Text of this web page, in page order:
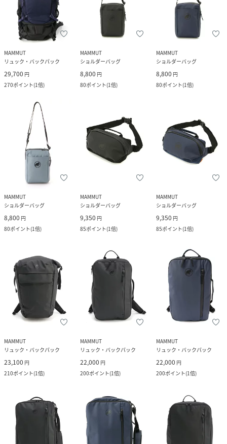
MAMMUT
リュック・バックパック
29,700 円
270ポイント(1倍)
MAMMUT
ショルダーバッグ
8,800 円
80ポイント(1倍)
MAMMUT
ショルダーバッグ
8,800 円
80ポイント(1倍)
MAMMUT
ショルダーバッグ
8,800 円
80ポイント(1倍)
MAMMUT
ショルダーバッグ
9,350 円
85ポイント(1倍)
MAMMUT
ショルダーバッグ
9,350 円
85ポイント(1倍)
MAMMUT
リュック・バックパック
23,100 円
210ポイント(1倍)
MAMMUT
リュック・バックパック
22,000 円
200ポイント(1倍)
MAMMUT
リュック・バックパック
22,000 円
200ポイント(1倍)